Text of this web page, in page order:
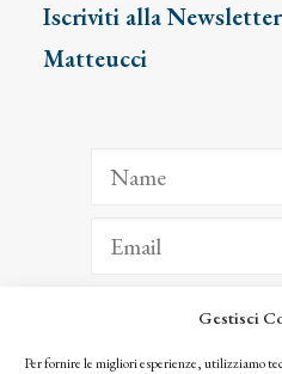
Gestisci
Per fornire le migliori esperienze, utilizziamo
Iscriviti alla
Matteucci